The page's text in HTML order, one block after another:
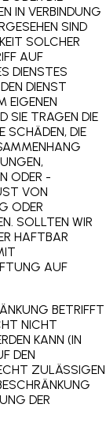
IN VERBINDUNG
SIND
SOLCHER
AUF
DIENSTES
DIENST
EIGENEN
SIE TRAGEN DIE
SCHÄDEN, DIE
ODER -
VON
ODER
SOLLTEN WIR
HAFTBAR
AUF
BETRIFFT
NICHT
KANN (IN
DEN
ZULÄSSIGEN
DER